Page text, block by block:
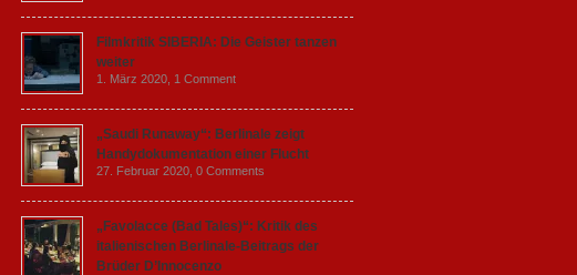
Filmkritik SIBERIA: Die Geister tanzen
weiter
1. März 2020, 1 Comment
„Saudi Runaway“: Berlinale zeigt
Handydokumentation einer Flucht
27. Februar 2020, 0 Comments
„Favolacce (Bad Tales)“: Kritik des
italienischen Berlinale-Beitrags der
Brüder D’Innocenzo